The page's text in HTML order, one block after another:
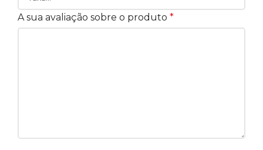
A sua avaliação sobre o produto *